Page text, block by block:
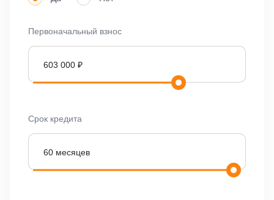
Первоначальный взнос
Срок кредита